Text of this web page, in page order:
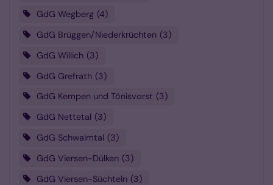
GdG Wegberg 4
GdG Brüggen/Niederkrüchten 3
GdG Willich 3
GdG Grefrath 3
GdG Kempen und Tönisvorst
3
GdG Nettetal 3
GdG Schwalmtal 3
GdG Viersen-Dülken 3
GdG Viersen-Süchteln 3